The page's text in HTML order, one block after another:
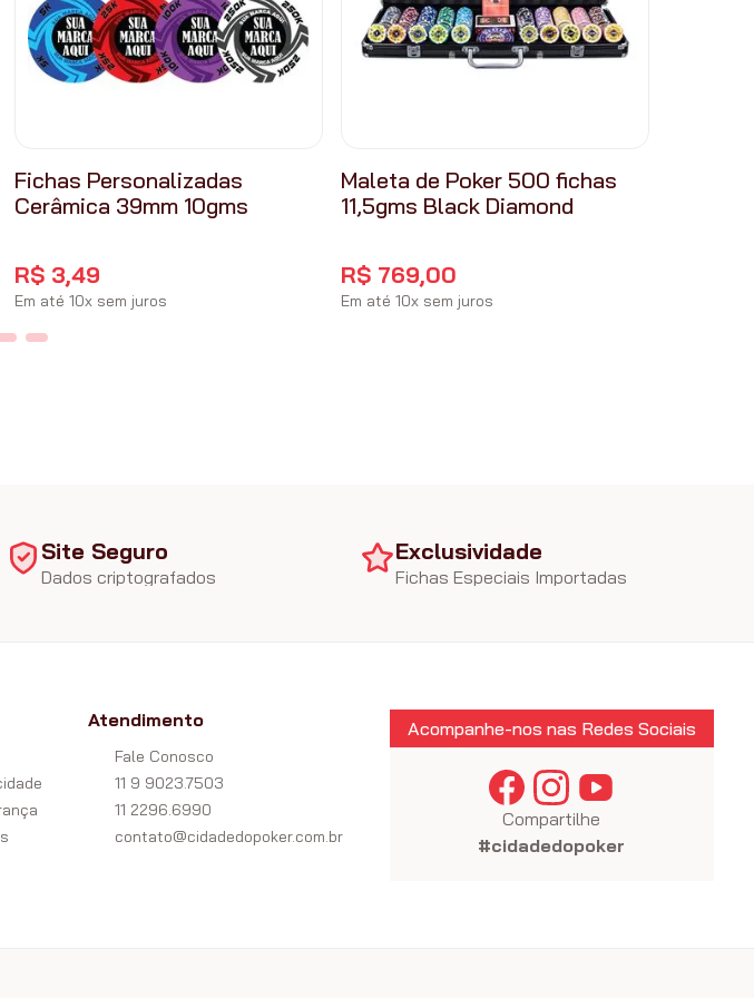
Fichas Personalizadas
Cerâmica 39mm 10gms
R$ 3,49
Em até10x sem juros
Maleta de Poker 500 fichas
11,5gms Black Diamond
R$ 769,00
Em até10x sem juros
Site Seguro
Dados criptografados
Exclusividade
Fichas Especiais Importadas
Atendimento
Fale Conosco
11 9 9023.7503
11 2296.6990
contato@cidadedopoker.com.br
Acompanhe-nos nas Redes Sociais
Compartilhe
#cidadedopoker